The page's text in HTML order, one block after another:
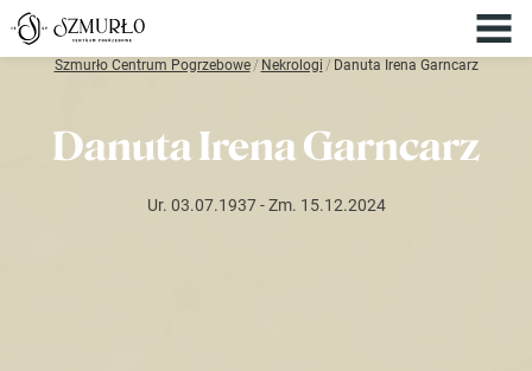
Szmurło Centrum Pogrzebowe/ Nekrologi / Danuta Irena Garncarz
Danuta Irena Garncarz
Ur. 03.07.1937 - Zm. 15.12.2024